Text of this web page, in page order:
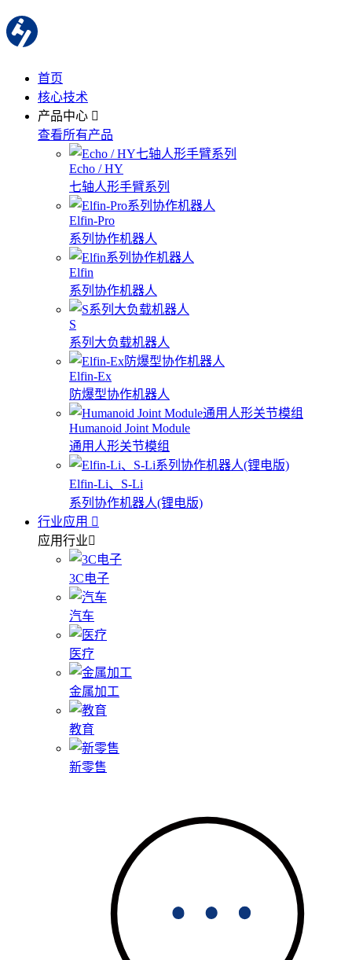
首页
核心技术
产品中心
查看所有产品
Echo / HY
七轴人形手臂系列
Elfin-Pro
系列协作机器人
Elfin
系列协作机器人
S
系列大负载机器人
Elfin-Ex
防爆型协作机器人
Humanoid Joint Module
通用人形关节模组
Elfin-Li、S-Li
系列协作机器人(锂电版)
行业应用
应用行业
3C电子
汽车
医疗
金属加工
教育
新零售